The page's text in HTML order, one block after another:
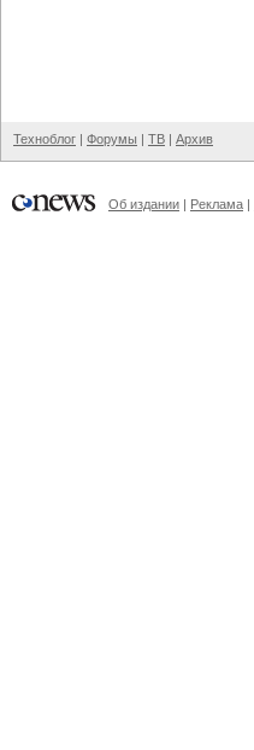
Техноблог | Форумы | ТВ | Архив
Об издании | Реклама |